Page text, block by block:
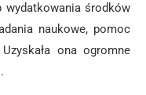
wydatkowania środków
naukowe, pomoc
ona ogromne